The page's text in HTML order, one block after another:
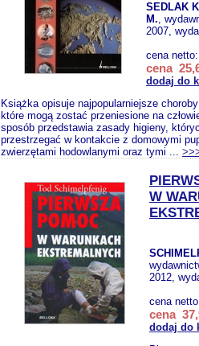
SEDLAK
M.,
2007,
cena
cena
dodaj do
Książka opisuje najpopularniejsze
które mogą zostać przeniesione na
sposób przedstawia zasady higieny,
przestrzegać w kontakcie z domowymi
zwierzętami hodowlanymi oraz tymi ...
W
2012,
cena
cena
dodaj do